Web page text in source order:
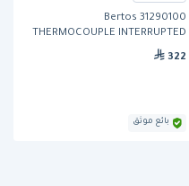
Bertos 31290100
THERMOCOUPLE INTERRUPTED
CIRCUIT 1500 MM
322
بائع موثق